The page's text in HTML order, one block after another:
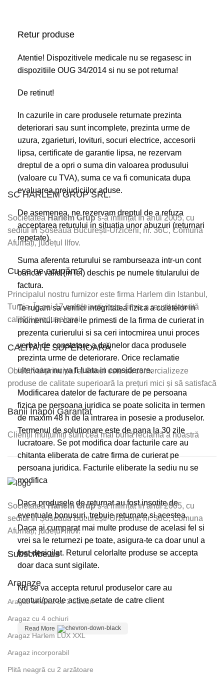
Retur produse
Atentie! Dispozitivele medicale nu se regasesc in
dispozitiile OUG 34/2014 si nu se pot returna!
De retinut!
In cazurile in care produsele returnate prezinta
deteriorari sau sunt incomplete, prezinta urme de
uzura, zgarieturi, lovituri, socuri electrice, accesorii
lipsa, certificate de garantie lipsa, ne rezervam
dreptul de a opri o suma din valoarea produsului
(valoare cu TVA), suma ce va fi comunicata dupa
evaluarea prejudiciilor aduse.
De asemenea, ne rezervam dreptul de a refuza
acceptarea returului in situatia unor abuzuri (returnari
repetate).
Suma aferenta returului se ramburseaza intr-un cont
bancar valid (in lei) deschis pe numele titularului de
factura.
Te rugam sa verifici integritatea fizica a coletelor in
momentul in care le primesti de la firma de curierat in
prezenta curierului si sa ceri intocmirea unui proces
verbal de constatare a daunelor daca produsele
prezinta urme de deteriorare. Orice reclamatie
ulterioara nu va fi luata in considerare.
Modificarea datelor de facturare de pe persoana
fizica pe persoana juridica se poate solicita in termen
de maxim 48 h de la intrarea in posesie a produselor.
Termenul de solutionare este de pana la 30 zile
lucratoare. Se pot modifica doar facturile care au
chitanta eliberata de catre firma de curierat pe
persoana juridica. Facturile eliberate la sediu nu se
modifica
Daca produsele de returnat au fost insotite de
eventuale bonusuri, trebuie returnate si acestea.
Daca ai cumparat mai multe produse de acelasi fel si
vrei sa le returnezi pe toate, asigura-te ca doar unul a
fost desigilat. Returul celorlalte produse se accepta
doar daca sunt sigilate.
Nu se va accepta returul produselor care au
conturi/parole active setate de catre client
Read More
SC HARLEM GRUP SRL.
Societatea Harlem Grups-a înființat în anul 2005, cu
sediul în Șoseaua București-Urziceni, nr. 36C, Comuna
Afumați, județul Ilfov.
Cu ce ne ocupăm?
Principalul nostru furnizor este firma Harlem din Istanbul,
Turcia. În cei 17 ani de activitate, firma a reușit datorită
calității produselor și
CALITATE SUPERIOARĂ
Obiectivul principal al firmei este să comercializeze
produse de calitate superioară la prețuri mici și să satisfacă
Banii Înapoi Garantat
Clienții mulțumiți sunt cea mai bună reclamă a noastră
SocietateaHarlem Grups-a înființat în anul 2005, cu
sediul în Șoseaua București-Urziceni, nr. 36C, Comuna
Afumați, județul Ilfov.
Subscribe us
Aragaze
Aragaz emailat cu 3 ochiuri
Aragaz cu 4 ochiuri
Aragaz Harlem LUX XXL
Aragaz incorporabil
Plită neagră cu 2 arzătoare